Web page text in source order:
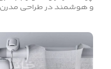
و هوشمند در طراحی